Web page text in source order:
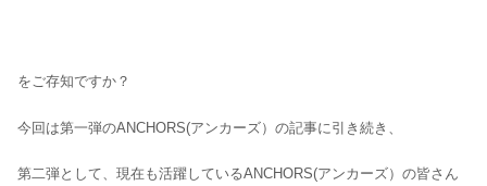
をご存知ですか？
今回は第一弾のANCHORS(アンカーズ）の記事に引き続き、
第二弾として、現在も活躍しているANCHORS(アンカーズ）の皆さん